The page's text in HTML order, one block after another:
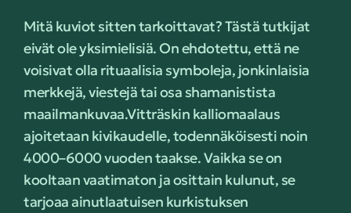
Mitä kuviot sitten tarkoittavat? Tästä tutkijat
eivät ole yksimielisiä. On ehdotettu, että ne
voisivat olla rituaalisia symboleja, jonkinlaisia
merkkejä, viestejä tai osa shamanistista
maailmankuvaa.Vitträskin kalliomaalaus
ajoitetaan kivikaudelle, todennäköisesti noin
4000–6000 vuoden taakse. Vaikka se on
kooltaan vaatimaton ja osittain kulunut, se
tarjoaa ainutlaatuisen kurkistuksen